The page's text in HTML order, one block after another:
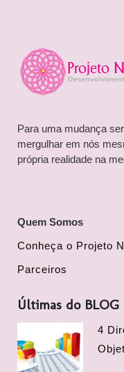
Para uma mudança
mergulhar em nós
própria realidade na
Quem Somos
Conheça o Projeto
Parceiros
Últimas do BLOG
4